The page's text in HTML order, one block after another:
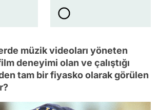
müzik videoları yöneten
deneyimi olan ve çalıştığı
tam bir fiyasko olarak görülen